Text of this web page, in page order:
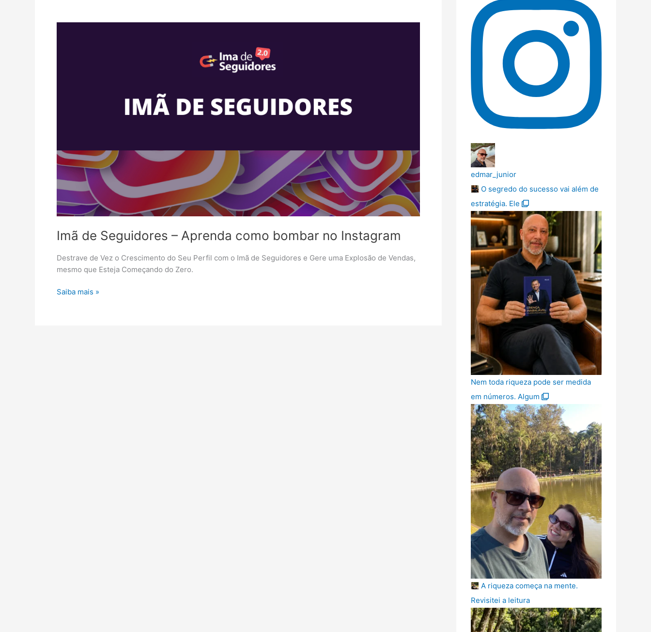
Imã de Seguidores – Aprenda como bombar no Instagram
Destrave de Vez o Crescimento do Seu Perfil com o Imã de Seguidores e Gere uma Explosão de Vendas,
mesmo que Esteja Começando do Zero.
Imã
Saiba mais »
edmar_junior
O segredo do sucesso vai além de
estratégia. Ele
Nem toda riqueza pode ser medida
em números. Algum
A riqueza começa na mente.
Revisitei a leitura